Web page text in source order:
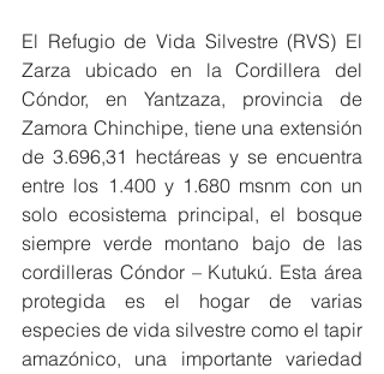
El Refugio de Vida Silvestre (RVS) El
Zarza ubicado en la Cordillera del
Cóndor, en Yantzaza, provincia de
Zamora Chinchipe, tiene una extensión
de 3.696,31 hectáreas y se encuentra
entre los 1.400 y 1.680 msnm con un
solo ecosistema principal, el bosque
siempre verde montano bajo de las
cordilleras Cóndor – Kutukú. Esta área
protegida es el hogar de varias
especies de vida silvestre como el tapir
amazónico, una importante variedad